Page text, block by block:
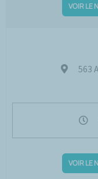
VOIR LE
563
VOIR LE